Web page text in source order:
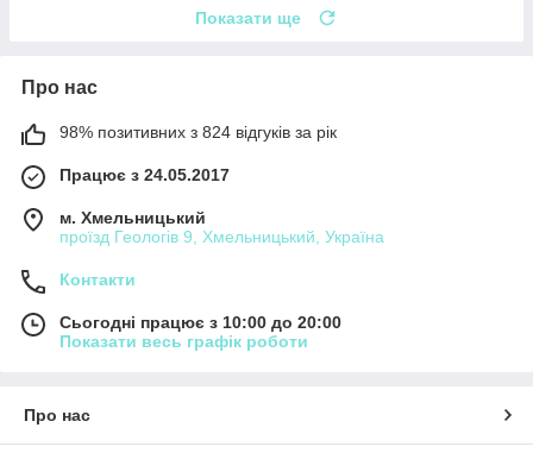
Показати ще
Про нас
98% позитивних з 824 відгуків за рік
Працює з 24.05.2017
м. Хмельницький
проїзд Геологів 9, Хмельницький, Україна
Контакти
Сьогодні працює з 10:00 до 20:00
Показати весь графік роботи
Про нас